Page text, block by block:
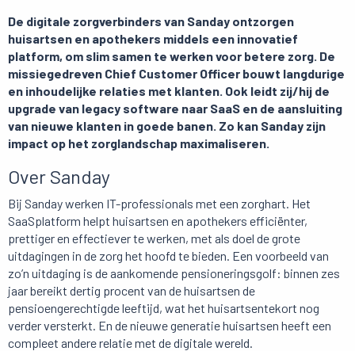
De digitale zorgverbinders van Sanday ontzorgen
huisartsen en apothekers middels een innovatief
platform, om slim samen te werken voor betere zorg. De
missiegedreven Chief Customer Officer bouwt langdurige
en inhoudelijke relaties met klanten. Ook leidt zij/hij de
upgrade van legacy software naar SaaS en de aansluiting
van nieuwe klanten in goede banen. Zo kan Sanday zijn
impact op het zorglandschap maximaliseren.
Over Sanday
Bij Sanday werken IT-professionals met een zorghart. Het
SaaSplatform helpt huisartsen en apothekers efficiënter,
prettiger en effectiever te werken, met als doel de grote
uitdagingen in de zorg het hoofd te bieden. Een voorbeeld van
zo’n uitdaging is de aankomende pensioneringsgolf: binnen zes
jaar bereikt dertig procent van de huisartsen de
pensioengerechtigde leeftijd, wat het huisartsentekort nog
verder versterkt. En de nieuwe generatie huisartsen heeft een
compleet andere relatie met de digitale wereld.